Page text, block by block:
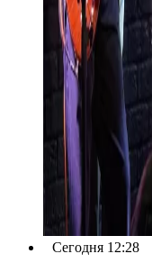
Сегодня 12:28